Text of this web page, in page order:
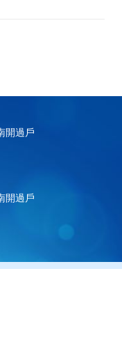
開過戶
開過戶